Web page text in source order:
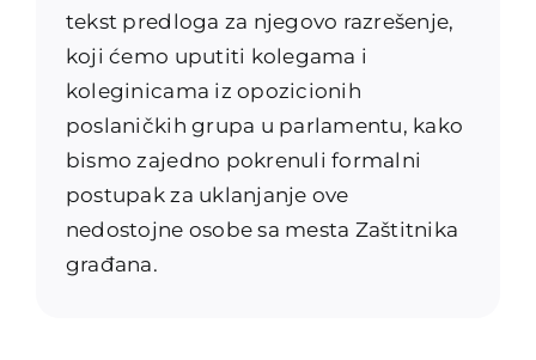
tekst predloga za njegovo razrešenje,
koji ćemo uputiti kolegama i
koleginicama iz opozicionih
poslaničkih grupa u parlamentu, kako
bismo zajedno pokrenuli formalni
postupak za uklanjanje ove
nedostojne osobe sa mesta Zaštitnika
građana.